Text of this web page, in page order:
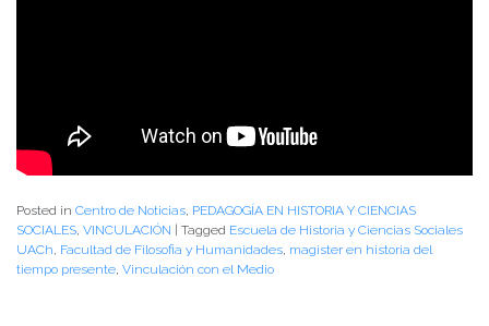
Posted in Centro de Noticias PEDAGOGÍA EN HISTORIA Y CIENCIAS
SOCIALES VINCULACIÓN | Tagged Escuela de Historia y Ciencias Sociales
UACh Facultad de Filosofia y Humanidades magister en historia del
tiempo presente Vinculación con el Medio